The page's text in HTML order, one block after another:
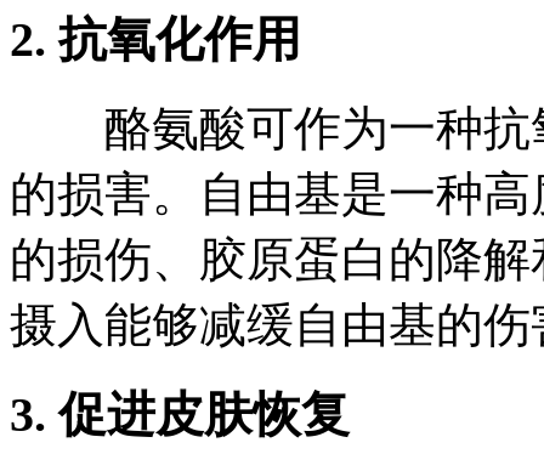
2. 抗氧化作用
酪氨酸可作为一种抗
的损害。自由基是一种
的损伤、胶原蛋白的降
摄入能够减缓自由基的
3. 促进皮肤恢复